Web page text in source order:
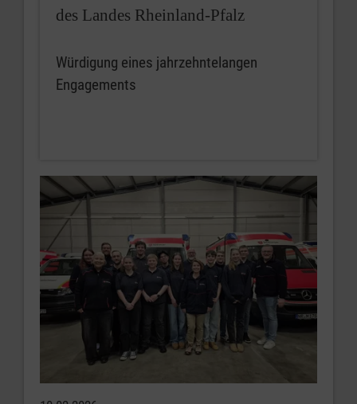
des Landes Rheinland-Pfalz
Würdigung eines jahrzehntelangen
Engagements